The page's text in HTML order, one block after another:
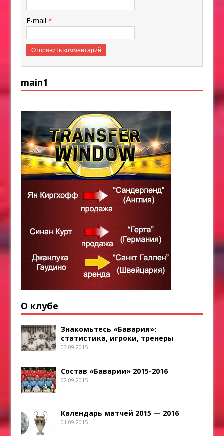
E-mail*
main1
О клубе
Знакомьтесь «Бавария»:
статистика, игроки, тренеры
03.09.2015
Состав «Баварии» 2015-2016
02.09.2015
Календарь матчей 2015 — 2016
01.09.2015